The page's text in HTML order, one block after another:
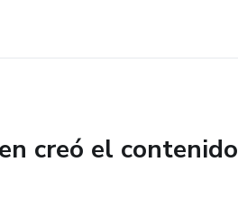
creó el contenido